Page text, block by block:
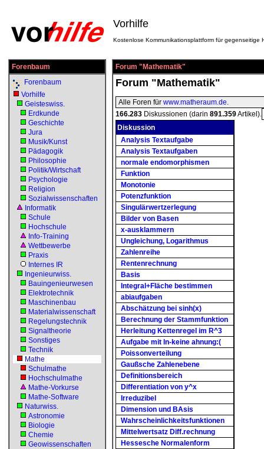
Vorhilfe
Kostenlose Kommunikationsplattform für gegenseitige
Forenbaum
Forenbaum
Vorhilfe
Geisteswiss.
Erdkunde
Geschichte
Jura
Musik/Kunst
Pädagogik
Philosophie
Politik/Wirtschaft
Psychologie
Religion
Sozialwissenschaften
Informatik
Schule
Hochschule
Info-Training
Wettbewerbe
Praxis
Internes IR
Ingenieurwiss.
Bauingenieurwesen
Elektrotechnik
Maschinenbau
Materialwissenschaft
Regelungstechnik
Signaltheorie
Sonstiges
Technik
Mathe
Schulmathe
Hochschulmathe
Mathe-Vorkurse
Mathe-Software
Naturwiss.
Astronomie
Biologie
Chemie
Geowissenschaften
Forum "Mathematik"
Forum "Mathematik"
Alle Foren für www.matheraum.de.
166.283 Diskussionen (darin 891.359Artikel).
Diskussion
Analysis Textaufgabe
Analysis Textaufgaben
normale endomorphismen
Funktion
Monotonie
Potenzfunktion
Singulärwertzerlegung
Bilder von Basen
x-ausklammern
Ungleichung, Logarithmus
Zahlenreihe
Rentenrechnung
Basis
Integral+Fläche bestimmen
abiaufgaben
Abschätzung bei sinh(x)
Berechnung der Stammfunktion
Herleitung Kettenregel im R^3
Aufgabe mit ln-keine ahnung:(
Poissonverteilung
Gaußsche Zahlenebene
Definitionsbereich
Differentiation von y^x
Irreduzibel
Dimension und BAsis
Wahrscheinlichkeitsfunktionen
Mittelwertsatz Diff.rechnung
Hessesche Normalenform